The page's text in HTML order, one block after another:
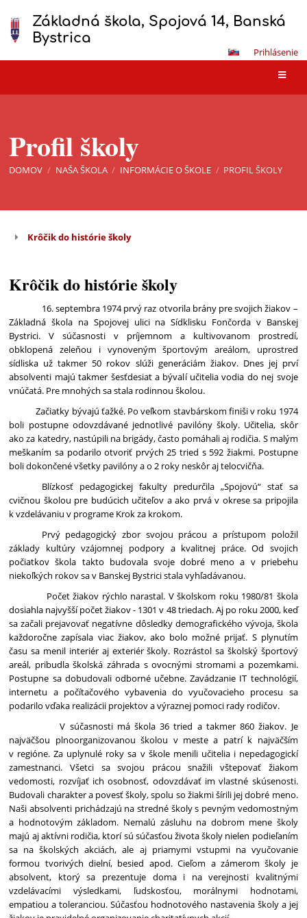
Základná škola, Spojová 14, Banská
Bystrica
Prihlásenie
Profil školy
DOMOV / NAŠA ŠKOLA / INFORMÁCIE O ŠKOLE / PROFIL ŠKOLY
Profil
Krôčik do histórie školy
Krôčik do histórie školy
16. septembra 1974 prvý raz otvorila brány pre svojich žiakov –
Základná škola na Spojovej ulici na Sídklisku Fončorda v Banskej
Bystrici. V súčasnosti v príjemnom a kultivovanom prostredí,
obklopená zeleňou i vynoveným športovým areálom, uprostred
sídliska už takmer 50 rokov slúži generáciám žiakov. Dnes jej prví
absolventi majú takmer šesťdesiat a bývalí učitelia vodia do nej svoje
vnúčatá. Pre mnohých sa stala rodinnou školou.
Začiatky bývajú ťažké. Po veľkom stavbárskom finiši v roku 1974
boli postupne odovzdávané jednotlivé pavilóny školy. Učitelia, skôr
ako za katedry, nastúpili na brigády, často pomáhali aj rodičia. S malým
meškaním sa podarilo otvoriť prvých 25 tried s 592 žiakmi. Postupne
boli dokončené všetky pavilóny a o 2 roky neskôr aj telocvičňa.
Blízkosť pedagogickej fakulty predurčila „Spojovú“ stať sa
cvičnou školou pre budúcich učiteľov a ako prvá v okrese sa pripojila
k vzdelávaniu v programe Krok za krokom.
Prvý pedagogický zbor svojou prácou a prístupom položil
základy kultúry vzájomnej podpory a kvalitnej práce. Od svojich
počiatkov škola takto budovala svoje dobré meno a v priebehu
niekoľkých rokov sa v Banskej Bystrici stala vyhľadávanou.
Počet žiakov rýchlo narastal. V školskom roku 1980/81 škola
dosiahla najvyšší počet žiakov - 1301 v 48 triedach. Aj po roku 2000, keď
sa začali prejavovať negatívne dôsledky demografického vývoja, škola
každoročne zapísala viac žiakov, ako bolo možné prijať. S plynutím
času sa menil interiér aj exteriér školy. Rozrástol sa školský športový
areál, pribudla školská záhrada s ovocnými stromami a pozemkami.
Postupne sa dobudovali odborné učebne. Zavádzanie IT technológií,
internetu a počítačového vybavenia do vyučovacieho procesu sa
podarilo vďaka realizácii projektov a výraznej pomoci rady rodičov.
V súčasnosti má škola 36 tried a takmer 860 žiakov. Je
najväčšou plnoorganizovanou školou v meste a patrí k najväčším
v regióne. Za uplynulé roky sa v škole menili učitelia i nepedagogickí
zamestnanci. Všetci sa svojou prácou snažili vštepovať žiakom
vedomosti, rozvíjať ich osobnosť, odovzdávať im vlastné skúsenosti.
Budovali charakter a povesť školy, spolu so žiakmi šírili jej dobré meno.
Naši absolventi prichádzajú na stredné školy s pevným vedomostným
a hodnotovým základom. Nemalú zásluhu na dobrom mene školy
majú aj aktívni rodičia, ktorí sú súčasťou života školy nielen podieľaním
sa na školských akciách, ale aj priamymi vstupmi na vyučovanie
formou tvorivých dielní, besied apod. Cieľom a zámerom školy je
absolvent, ktorý sa prezentuje doma i na verejnosti kvalitnými
vzdelávacími výsledkami, ľudskosťou, morálnymi hodnotami,
empatiou a toleranciou. Súčasťou hodnotového nastavenia školy a jej